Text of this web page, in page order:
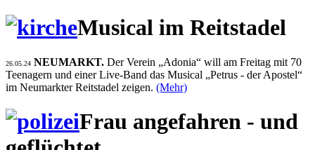
Musical im Reitstadel
26.05.24 NEUMARKT. Der Verein „Adonia“ will am Freitag mit 70
Teenagern und einer Live-Band das Musical „Petrus - der Apostel“
im Neumarkter Reitstadel zeigen. (Mehr)
Frau angefahren - und